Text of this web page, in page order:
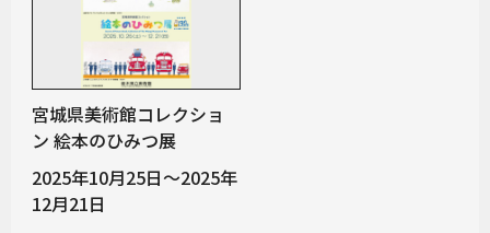
宮城県美術館コレクショ
ン 絵本のひみつ展
2025年10月25日～2025年
12月21日